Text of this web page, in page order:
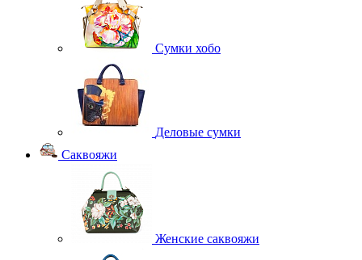
Сумки хобо
Деловые сумки
Саквояжи
Женские саквояжи